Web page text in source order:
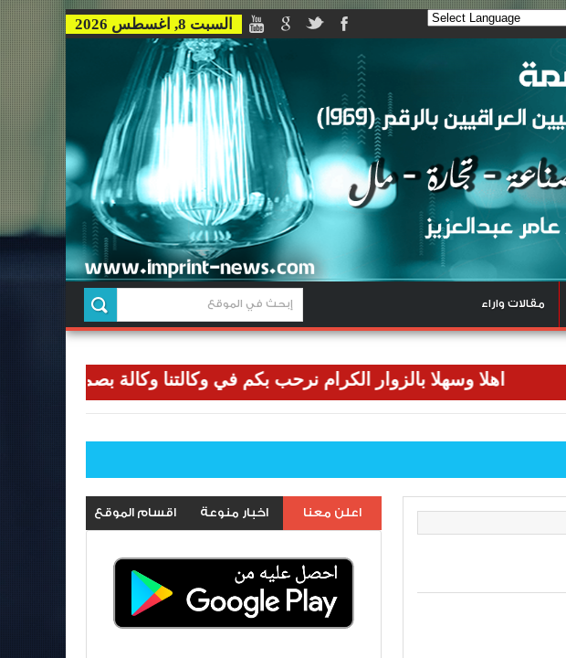
السبت 8, اغسطس 2026
مقالات واراء
اهلا وسهلا بالزوار الكرام نرحب بكم في وكالتنا وكالة بصمة للاخبار وان نوصل
اعلن معنا اخبار منوعة اقسام الموقع